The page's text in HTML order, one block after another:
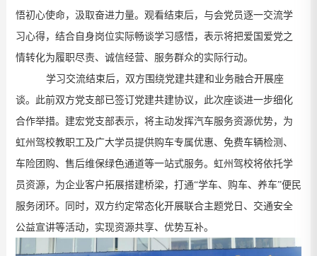
悟初心使命，汲取奋进力量。观看结束后，与会党员逐一交流学
习心得，结合自身岗位实际畅谈学习感悟，表示将把爱国爱党之
情转化为履职尽责、诚信经营、服务群众的实际行动。
学习交流结束后，双方围绕党建共建和业务融合开展座
谈。此前双方党支部已签订党建共建协议，此次座谈进一步细化
合作举措。建宏党支部表示，将主动发挥汽车服务资源优势，为
虹州驾校教职工及广大学员提供购车专属优惠、免费车辆检测、
车险团购、售后维保绿色通道等一站式服务。虹州驾校将依托学
员资源，为企业客户拓展搭建桥梁，打通“学车、购车、养车”便民
服务闭环。同时，双方约定常态化开展联合主题党日、交通安全
公益宣讲等活动，实现资源共享、优势互补。